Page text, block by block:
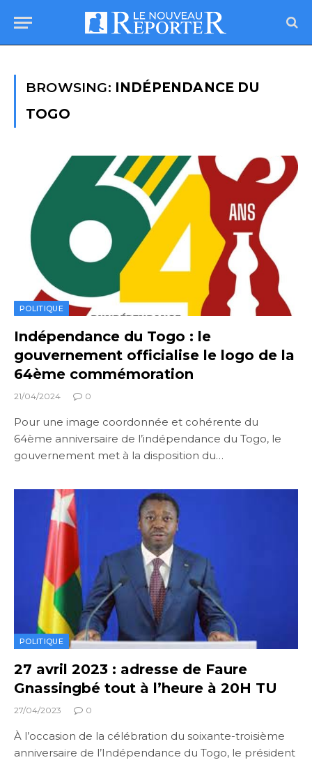
BROWSING: INDÉPENDANCE DU
TOGO
POLITIQUE
Indépendance du Togo : le
gouvernement officialise le logo de la
64ème commémoration
21/04/2024 0
Pour une image coordonnée et cohérente du
64ème anniversaire de l’indépendance du Togo, le
gouvernement met à la disposition du…
POLITIQUE
27 avril 2023 : adresse de Faure
Gnassingbé tout à l’heure à 20H TU
27/04/2023 0
À l’occasion de la célébration du soixante-troisième
anniversaire de l’Indépendance du Togo, le président